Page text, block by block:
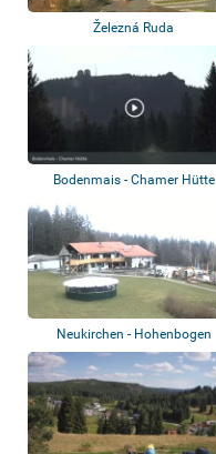
Železná Ruda
Bodenmais - Chamer Hütte
Neukirchen - Hohenbogen